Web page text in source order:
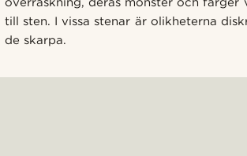
till sten. I vissa stenar är olikheterna
de skarpa.